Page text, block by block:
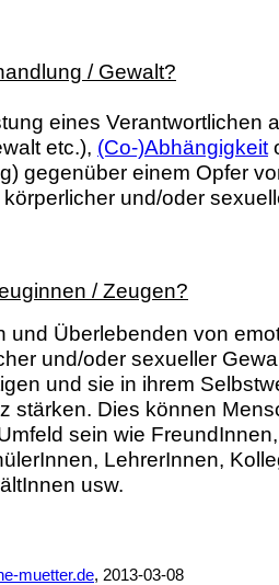
/ Gewalt?
eines Verantwortlichen
etc.), (Co-)Abhängigkeit
gegenüber einem Opfer
und/oder
/ Zeugen?
und Überlebenden von
und/oder sexueller
und sie in ihrem
stärken. Dies können
sein wie
LehrerInnen,
usw.
muetter.de, 2013-03-08